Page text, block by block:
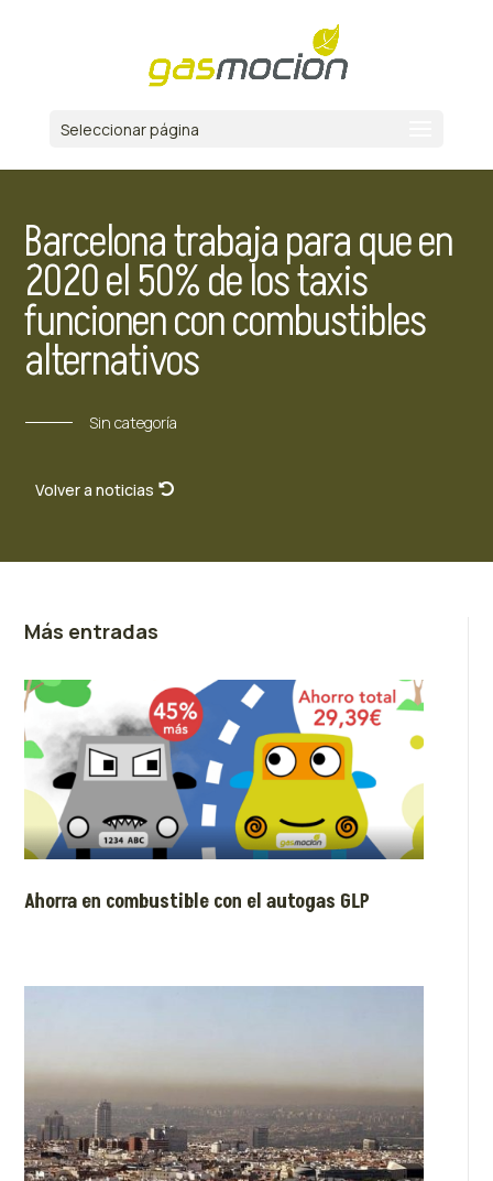
Seleccionar página
Barcelona trabaja para que en
2020 el 50% de los taxis
funcionen con combustibles
alternativos
Sin categoría
Volver a noticias
Más entradas
Ahorra en combustible con el autogas GLP